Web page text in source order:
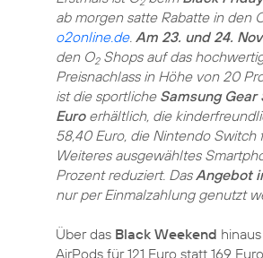
ab morgen satte Rabatte in den
o2online.de. Am 23. und 24.
den O2Shops auf das
Preisnachlass in Höhe von 20
ist die sportliche Samsung Gear
Euroerhältlich, die
58,40 Euro, die Nintendo Switch
Weiteres ausgewähltes
Prozent reduziert. DasAngebot
nur per Einmalzahlung genutzt
Über das Black Weekend
AirPods für 121 Euro statt 169